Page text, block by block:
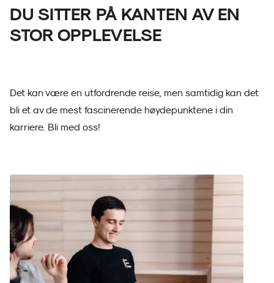
DU SITTER PÅ KANTEN AV EN
STOR OPPLEVELSE
Det kan være en utfordrende reise, men samtidig kan det
bli et av de mest fascinerende høydepunktene i din
karriere. Bli med oss!